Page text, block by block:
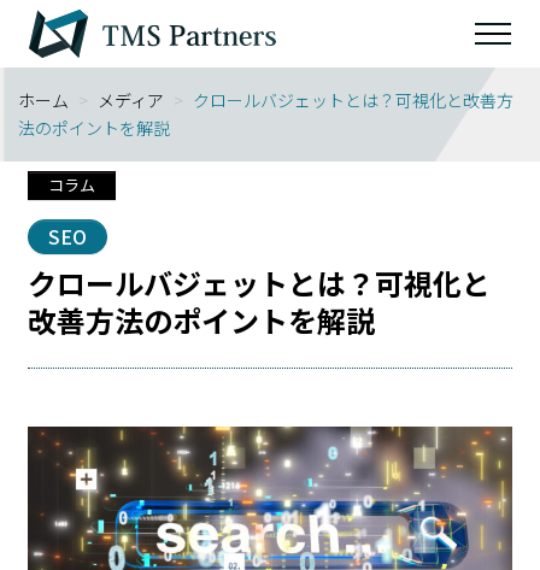
ホーム > メディア > クロールバジェットとは？可視化と改善方
法のポイントを解説
コラム
SEO
クロールバジェットとは？可視化と
改善方法のポイントを解説